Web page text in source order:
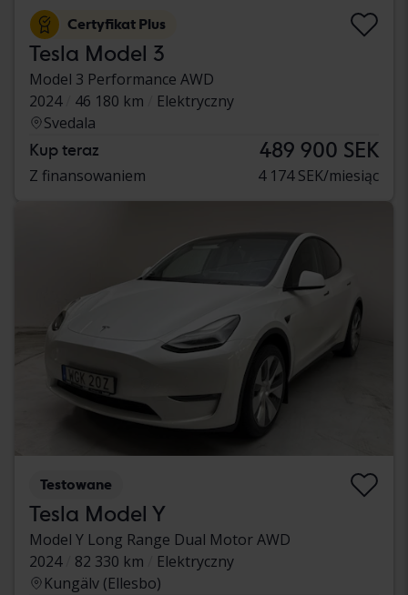
Certyfikat Plus
Tesla Model 3
Model 3 Performance AWD
2024
46 180 km
Elektryczny
Svedala
Kup teraz 489 900 SEK
Z finansowaniem 4 174 SEK/miesiąc
Testowane
Tesla Model Y
Model Y Long Range Dual Motor AWD
2024
82 330 km
Elektryczny
Kungälv (Ellesbo)